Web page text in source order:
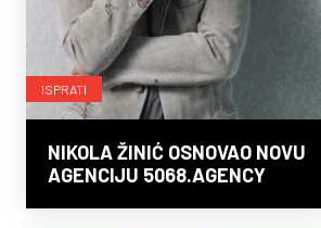
ISPRATI
NIKOLA ŽINIĆ OSNOVAO NOVU
AGENCIJU 5068.AGENCY